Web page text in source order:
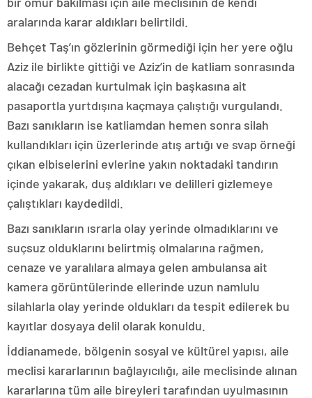
aralarında karar aldıkları belirtildi.
Behçet Taş’ın gözlerinin görmediği için her yere oğlu
Aziz ile birlikte gittiği ve Aziz’in de katliam sonrasında
alacağı cezadan kurtulmak için başkasına ait
pasaportla yurtdışına kaçmaya çalıştığı vurgulandı.
Bazı sanıkların ise katliamdan hemen sonra silah
kullandıkları için üzerlerinde atış artığı ve svap örneği
çıkan elbiselerini evlerine yakın noktadaki tandırın
içinde yakarak, duş aldıkları ve delilleri gizlemeye
çalıştıkları kaydedildi.
Bazı sanıkların ısrarla olay yerinde olmadıklarını ve
suçsuz olduklarını belirtmiş olmalarına rağmen,
cenaze ve yaralılara almaya gelen ambulansa ait
kamera görüntülerinde ellerinde uzun namlulu
silahlarla olay yerinde oldukları da tespit edilerek bu
kayıtlar dosyaya delil olarak konuldu.
İddianamede, bölgenin sosyal ve kültürel yapısı, aile
meclisi kararlarının bağlayıcılığı, aile meclisinde alınan
kararlarına tüm aile bireyleri tarafından uyulmasının